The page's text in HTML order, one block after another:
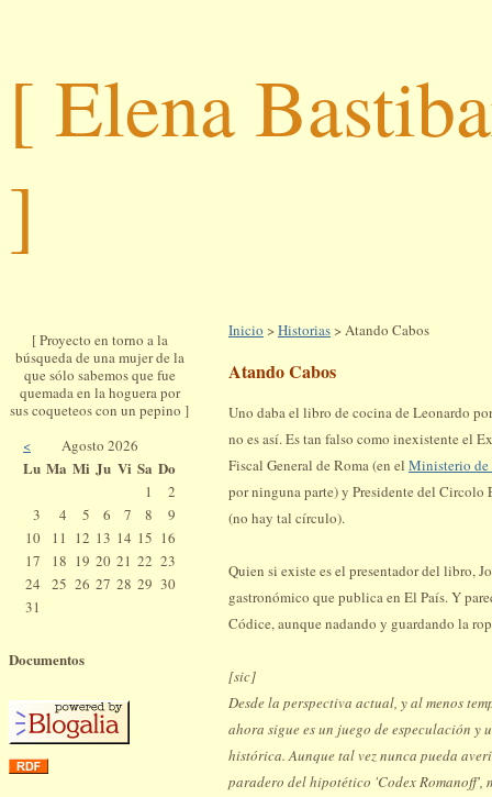
[ Elena
]
[ Proyecto en torno a la
búsqueda de una mujer de la
que sólo sabemos que fue
quemada en la hoguera por
sus coqueteos con un pepino ]
<
Agosto 2026
Lu Ma Mi Ju Vi Sa Do
1
2
3
4 5 6 7 8
9
10
11 12 13 14 15 16
17
18 19 20 21 22 23
24
25 26 27 28 29 30
31
Documentos
Inicio > Historias> Atando Cabos
Atando Cabos
Uno daba el libro de cocina de Leonardo
no es así. Es tan falso como inexistente el
Fiscal General de Roma (en el Ministerio de
por ninguna parte) y Presidente del
(no hay tal círculo).
Quien si existe es el presentador del libro,
gastronómico que publica en El País. Y
Códice, aunque nadando y guardando la
[sic]
Desde la perspectiva actual, y al menos
ahora sigue es un juego de especulación y
histórica. Aunque tal vez nunca pueda
paradero del hipotético 'Codex Romanoff',